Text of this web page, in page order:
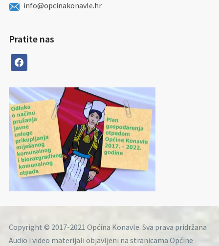
info@opcinakonavle.hr
Pratite nas
facebook
Copyright © 2017-2021 Općina Konavle. Sva prava pridržana
Audio i video materijali objavljeni na stranicama Općine